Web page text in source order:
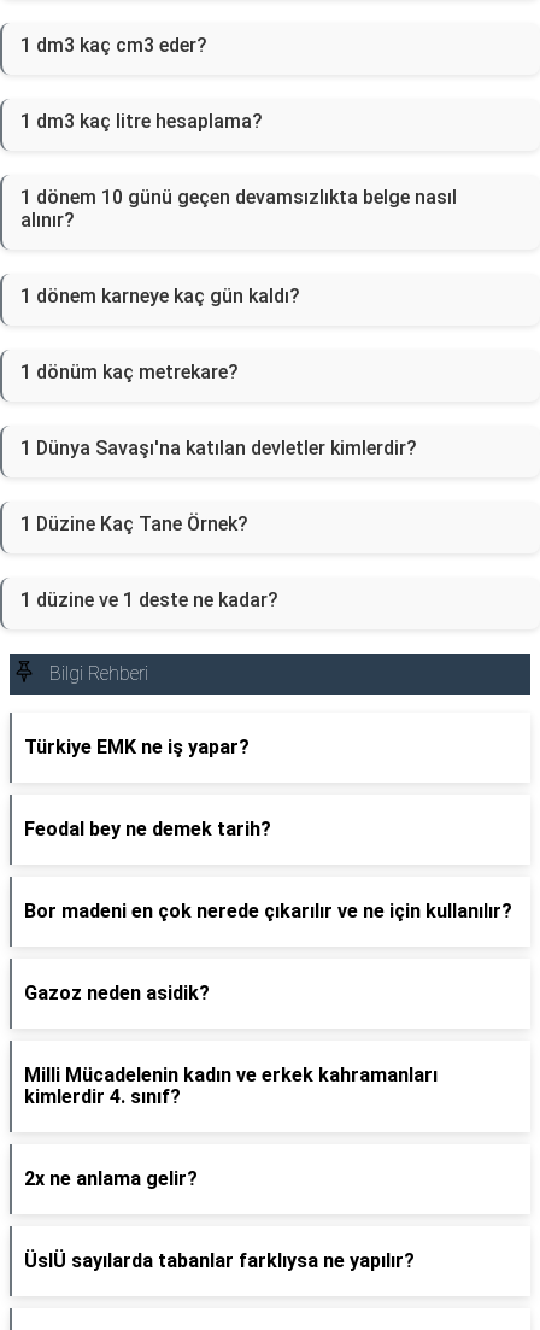
1 dm3 kaç cm3 eder?
1 dm3 kaç litre hesaplama?
1 dönem 10 günü geçen devamsızlıkta belge nasıl
alınır?
1 dönem karneye kaç gün kaldı?
1 dönüm kaç metrekare?
1 Dünya Savaşı'na katılan devletler kimlerdir?
1 Düzine Kaç Tane Örnek?
1 düzine ve 1 deste ne kadar?
Bilgi Rehberi
Türkiye EMK ne iş yapar?
Feodal bey ne demek tarih?
Bor madeni en çok nerede çıkarılır ve ne için kullanılır?
Gazoz neden asidik?
Milli Mücadelenin kadın ve erkek kahramanları
kimlerdir 4. sınıf?
2x ne anlama gelir?
ÜslÜ sayılarda tabanlar farklıysa ne yapılır?